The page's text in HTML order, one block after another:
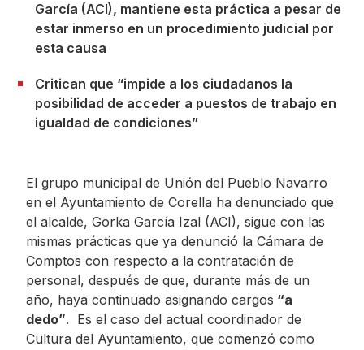
García (ACI), mantiene esta práctica a pesar de
estar inmerso en un procedimiento judicial por
esta causa
Critican que “impide a los ciudadanos la
posibilidad de acceder a puestos de trabajo en
igualdad de condiciones”
El grupo municipal de Unión del Pueblo Navarro
en el Ayuntamiento de Corella ha denunciado que
el alcalde, Gorka García Izal (ACI), sigue con las
mismas prácticas que ya denunció la Cámara de
Comptos con respecto a la contratación de
personal, después de que, durante más de un
año, haya continuado asignando cargos “a
dedo”. Es el caso del actual coordinador de
Cultura del Ayuntamiento, que comenzó como